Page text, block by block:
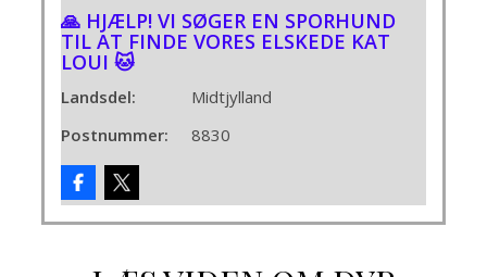
🙏 HJÆLP! VI SØGER EN SPORHUND
TIL AT FINDE VORES ELSKEDE KAT
LOUI 🐱
Landsdel:
Midtjylland
Postnummer:
8830